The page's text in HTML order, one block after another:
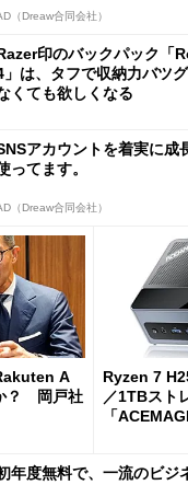
（Dreaw合同会社）
印のバックパック「
」は、タフで収納力バツ
くても欲しくなる
アカウントを着実に成
ってます。
（Dreaw合同会社）
A
？ 岡戸社
Ryzen 7
／1TBスト
「
年度無料で、一流のビジ